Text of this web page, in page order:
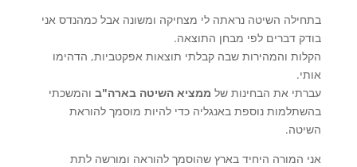
בתחילה השיטה נראתה לי מצחיקה ומשונה אבל כמהנדס אני
בודק דברים לפי מבחן התוצאה.
הקלות והמהירות שבה קבלתי תוצאות אפקטביות, הדהימו
אותי.
עברתי את הבחינות של ממציא השיטה בארה"בוהמשכתי
בהשתלמות נוספת באנגליה כדי להיות מוסמך להוראת
השיטה.
אני המורה היחיד בארץ שהוסמך להוראה ומורשה לתת